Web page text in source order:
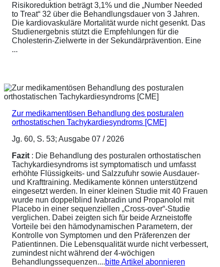
Risikoreduktion beträgt 3,1% und die „Number Needed
to Treat“ 32 über die Behandlungsdauer von 3 Jahren.
Die kardiovaskuläre Mortalität wurde nicht gesenkt. Das
Studienergebnis stützt die Empfehlungen für die
Cholesterin-Zielwerte in der Sekundärprävention. Eine
...
Zur medikamentösen Behandlung des posturalen
orthostatischen Tachykardiesyndroms [CME]
Jg. 60, S. 53; Ausgabe 07 / 2026
Fazit : Die Behandlung des posturalen orthostatischen
Tachykardiesyndroms ist symptomatisch und umfasst
erhöhte Flüssigkeits- und Salzzufuhr sowie Ausdauer-
und Krafttraining. Medikamente können unterstützend
eingesetzt werden. In einer kleinen Studie mit 40 Frauen
wurde nun doppelblind Ivabradin und Propanolol mit
Placebo in einer sequenziellen „Cross-over“-Studie
verglichen. Dabei zeigten sich für beide Arzneistoffe
Vorteile bei den hämodynamischen Parametern, der
Kontrolle von Symptomen und den Präferenzen der
Patientinnen. Die Lebensqualität wurde nicht verbessert,
zumindest nicht während der 4-wöchigen
Behandlungssequenzen....bitte Artikel abonnieren